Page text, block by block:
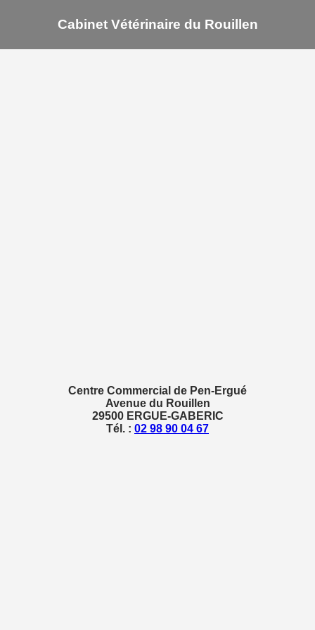
Cabinet Vétérinaire du Rouillen
Centre Commercial de Pen-Ergué
Avenue du Rouillen
29500 ERGUE-GABERIC
Tél. : 02 98 90 04 67